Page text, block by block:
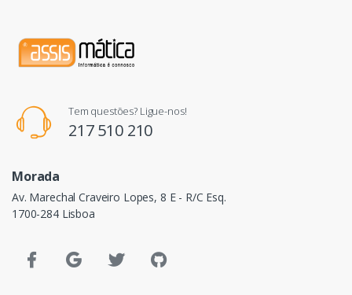
Tem questões? Ligue-nos!
217 510 210
Morada
Av. Marechal Craveiro Lopes, 8 E - R/C Esq.
1700-284 Lisboa